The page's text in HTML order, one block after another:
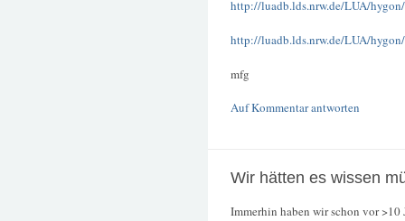
http://luadb.lds.nrw.de/LUA/
http://luadb.lds.nrw.de/LUA/
mfg
Auf Kommentar antworten
Wir hätten es wissen
Immerhin haben wir schon vor >10